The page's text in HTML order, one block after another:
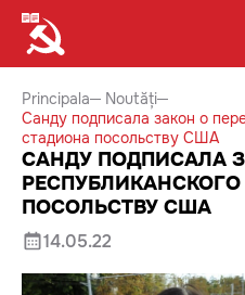
Principala
Noutăți
Санду подписала закон о
стадиона посольству США
САНДУ ПОДПИСАЛА
ПОСОЛЬСТВУ США
14.05.22